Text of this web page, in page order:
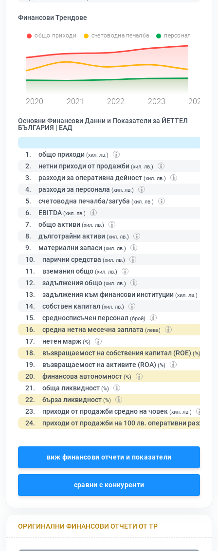
Финансови Трендове
общо приходи счетоводна печалба персонал
2020 2021 2022 2023 2024
Основни Финансови Данни и Показатели за ЙЕТТЕЛ
БЪЛГАРИЯ | ЕАД
1. общо приходи (хил. лв.)
2. нетни приходи от продажби (хил. лв.)
3. разходи за оперативна дейност (хил. лв.)
4. разходи за персонала (хил. лв.)
5. счетоводна печалба/загуба (хил. лв.)
6. EBITDA (хил. лв.)
7. общо активи (хил. лв.)
8. дълготрайни активи (хил. лв.)
9. материални запаси (хил. лв.)
10. парични средства (хил. лв.)
11. вземания общо (хил. лв.)
12. задължения общо (хил. лв.)
13. задължения към финансови институции (хил. лв.)
14. собствен капитал (хил. лв.)
15. средносписъчен персонал (брой)
16. средна нетна месечна заплата (лева)
17. нетен марж (%)
18. възвращаемост на собствения капитал (ROE) (%)
19. възвращаемост на активите (ROA) (%)
20. финансова автономност (%)
21. обща ликвидност (%)
22. бърза ликвидност (%)
23. приходи от продажби средно на човек (хил. лв.)
24. приходи от продажби на 100 лв. оперативни разходи
виж финансови отчети и показатели
сравни с конкуренти
ОРИГИНАЛНИ ФИНАНСОВИ ОТЧЕТИ ОТ ТР